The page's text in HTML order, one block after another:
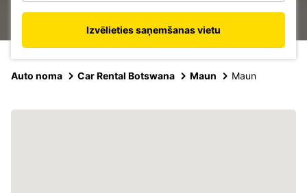
Izvēlieties saņemšanas vietu
Auto noma Car Rental Botswana Maun Maun